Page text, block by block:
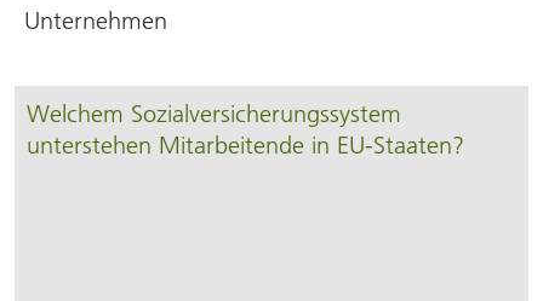
Unternehmen
Welchem Sozialversicherungssystem
unterstehen Mitarbeitende in EU-Staaten?